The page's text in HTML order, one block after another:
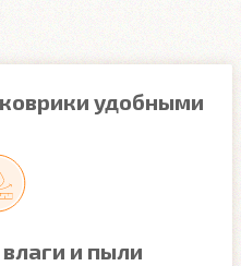
удобными
и пыли